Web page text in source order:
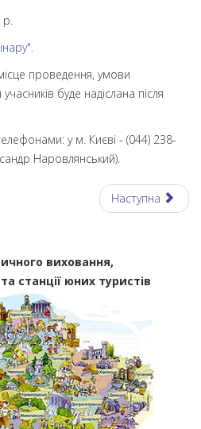
р.
проведення, умови
буде надіслана після
у м. Києві - (044) 238-
Наровлянський).
Наступна
виховання,
станції юних туристів